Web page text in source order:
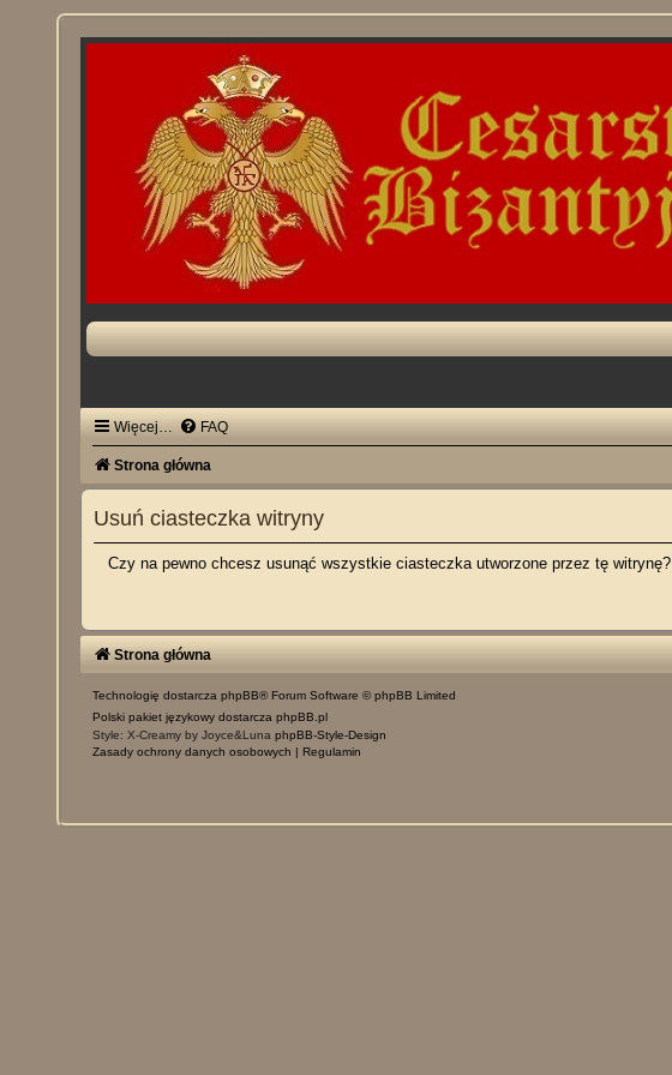
Więcej… FAQ
Strona główna
Usuń ciasteczka witryny
Czy na pewno chcesz usunąć wszystkie ciasteczka utworzone przez tę witrynę?
Strona główna
Technologię dostarczaphpBB® Forum Software © phpBB Limited
Polski pakiet językowy dostarczaphpBB.pl
Style: X-Creamy by Joyce&LunaphpBB-Style-Design
Zasady ochrony danych osobowych |Regulamin